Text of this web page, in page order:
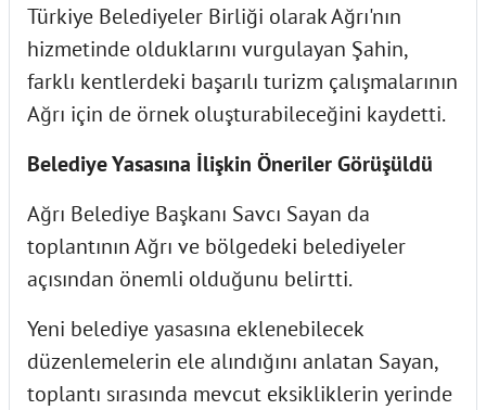
Türkiye Belediyeler Birliği olarak Ağrı'nın
hizmetinde olduklarını vurgulayan Şahin,
farklı kentlerdeki başarılı turizm çalışmalarının
Ağrı için de örnek oluşturabileceğini kaydetti.
Belediye Yasasına İlişkin Öneriler Görüşüldü
Ağrı Belediye Başkanı Savcı Sayan da
toplantının Ağrı ve bölgedeki belediyeler
açısından önemli olduğunu belirtti.
Yeni belediye yasasına eklenebilecek
düzenlemelerin ele alındığını anlatan Sayan,
toplantı sırasında mevcut eksikliklerin yerinde